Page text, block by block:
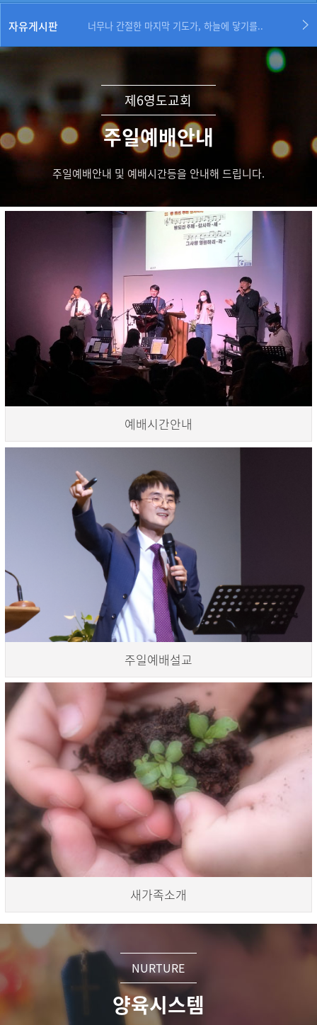
2023년 5월 14일 주보
2023년 5월 7일 주보
자유게시판
너무나 간절한 마지막 기도가, 하늘에 닿기를..
제6영도교회
주일예배안내
주일예배안내 및 예배시간등을 안내해 드립니다.
예배시간안내
주일예배설교
새가족소개
NURTURE
양육시스템